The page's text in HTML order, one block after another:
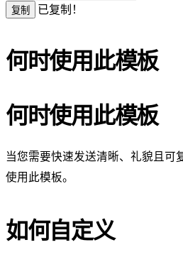
复制 已复制！
何时使用此模板
何时使用此模板
当您需要快速发送清晰、礼貌且可
使用此模板。
如何自定义